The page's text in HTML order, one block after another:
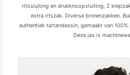
ritssluiting en drukknoopsluiting, 2
extra ritszak. Diverse binnenzakken.
authentiek tartandessin, gemaakt van
Deze jas is